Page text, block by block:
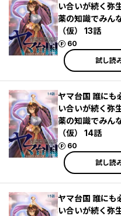
い合いが続く弥
薬の知識でみん
（仮） 13話
60
ポイント
試し読
ヤマ台国 誰にも
い合いが続く弥
薬の知識でみん
（仮） 14話
60
ポイント
試し読
ヤマ台国 誰にも
い合いが続く弥